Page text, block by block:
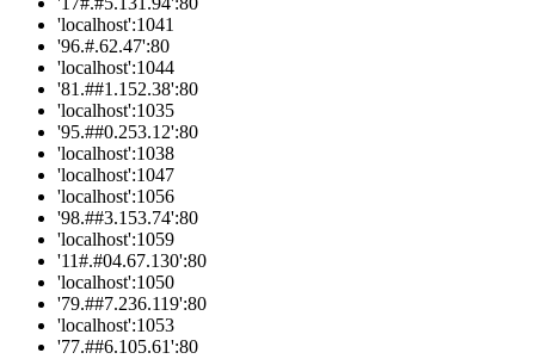
'localhost':1041
'96.#.62.47':80
'localhost':1044
'81.##1.152.38':80
'localhost':1035
'95.##0.253.12':80
'localhost':1038
'localhost':1047
'localhost':1056
'98.##3.153.74':80
'localhost':1059
'11#.#04.67.130':80
'localhost':1050
'79.##7.236.119':80
'localhost':1053
'77.##6.105.61':80